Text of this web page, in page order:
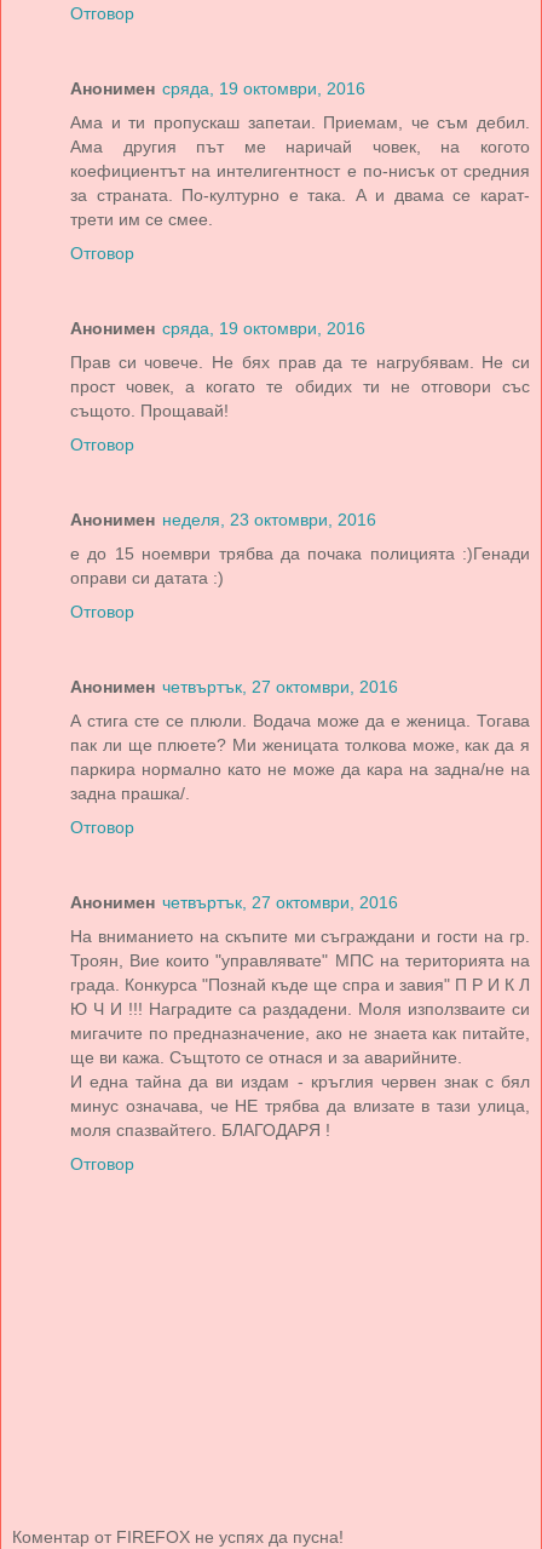
Отговор
Анонимен сряда, 19 октомври, 2016
Ама и ти пропускаш запетаи. Приемам, че съм дебил.
Ама другия път ме наричай човек, на когото
коефициентът на интелигентност е по-нисък от средния
за страната. По-културно е така. А и двама се карат-
трети им се смее.
Отговор
Анонимен сряда, 19 октомври, 2016
Прав си човече. Не бях прав да те нагрубявам. Не си
прост човек, а когато те обидих ти не отговори със
същото. Прощавай!
Отговор
Анонимен неделя, 23 октомври, 2016
е до 15 ноември трябва да почака полицията :)Генади
оправи си датата :)
Отговор
Анонимен четвъртък, 27 октомври, 2016
А стига сте се плюли. Водача може да е женица. Тогава
пак ли ще плюете? Ми женицата толкова може, как да я
паркира нормално като не може да кара на задна/не на
задна прашка/.
Отговор
Анонимен четвъртък, 27 октомври, 2016
На вниманието на скъпите ми съграждани и гости на гр.
Троян, Вие които "управлявате" МПС на територията на
града. Конкурса "Познай къде ще спра и завия" П Р И К Л
Ю Ч И !!! Наградите са раздадени. Моля използваите си
мигачите по предназначение, ако не знаета как питайте,
ще ви кажа. Същтото се отнася и за аварийните.
И една тайна да ви издам - кръглия червен знак с бял
минус означава, че НЕ трябва да влизате в тази улица,
моля спазвайтего. БЛАГОДАРЯ !
Отговор
Коментар от FIREFOX не успях да пусна!